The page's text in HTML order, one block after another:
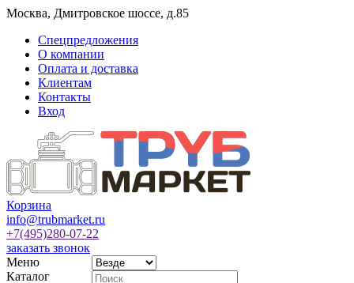
Москва, Дмитровское шоссе, д.85
Спецпредложения
О компании
Оплата и доставка
Клиентам
Контакты
Вход
Корзина
info@trubmarket.ru
+7(495)280-07-22
заказать звонок
Меню
Каталог